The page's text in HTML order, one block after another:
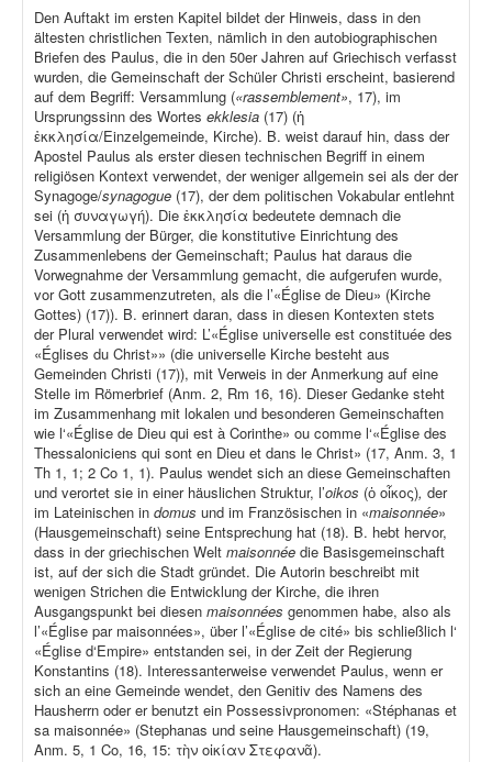
Den Auftakt im ersten Kapitel bildet der Hinweis, dass in den
ältesten christlichen Texten, nämlich in den autobiographischen
Briefen des Paulus, die in den 50er Jahren auf Griechisch verfasst
wurden, die Gemeinschaft der Schüler Christi erscheint, basierend
auf dem Begriff: Versammlung («rassemblement», 17), im
Ursprungssinn des Wortes ekklesia (17) (ἡ
ἐκκλησία/Einzelgemeinde, Kirche). B. weist darauf hin, dass der
Apostel Paulus als erster diesen technischen Begriff in einem
religiösen Kontext verwendet, der weniger allgemein sei als der der
Synagoge/synagogue (17), der dem politischen Vokabular entlehnt
sei (ἡ συναγωγή). Die ἐκκλησία bedeutete demnach die
Versammlung der Bürger, die konstitutive Einrichtung des
Zusammenlebens der Gemeinschaft; Paulus hat daraus die
Vorwegnahme der Versammlung gemacht, die aufgerufen wurde,
vor Gott zusammenzutreten, als die l’«Église de Dieu» (Kirche
Gottes) (17)). B. erinnert daran, dass in diesen Kontexten stets
der Plural verwendet wird: L’«Église universelle est constituée des
«Églises du Christ»» (die universelle Kirche besteht aus
Gemeinden Christi (17)), mit Verweis in der Anmerkung auf eine
Stelle im Römerbrief (Anm. 2, Rm 16, 16). Dieser Gedanke steht
im Zusammenhang mit lokalen und besonderen Gemeinschaften
wie l‘«Église de Dieu qui est à Corinthe» ou comme l‘«Église des
Thessaloniciens qui sont en Dieu et dans le Christ» (17, Anm. 3, 1
Th 1, 1; 2 Co 1, 1). Paulus wendet sich an diese Gemeinschaften
und verortet sie in einer häuslichen Struktur, l’oikos (ὁ οἶκος), der
im Lateinischen in domus und im Französischen in «maisonnée»
(Hausgemeinschaft) seine Entsprechung hat (18). B. hebt hervor,
dass in der griechischen Welt maisonnée die Basisgemeinschaft
ist, auf der sich die Stadt gründet. Die Autorin beschreibt mit
wenigen Strichen die Entwicklung der Kirche, die ihren
Ausgangspunkt bei diesen maisonnées genommen habe, also als
l’«Église par maisonnées», über l’«Église de cité» bis schließlich l‘
«Église d‘Empire» entstanden sei, in der Zeit der Regierung
Konstantins (18). Interessanterweise verwendet Paulus, wenn er
sich an eine Gemeinde wendet, den Genitiv des Namens des
Hausherrn oder er benutzt ein Possessivpronomen: «Stéphanas et
sa maisonnée» (Stephanas und seine Hausgemeinschaft) (19,
Anm. 5, 1 Co, 16, 15: τὴν οἰκίαν Στεφανᾶ).